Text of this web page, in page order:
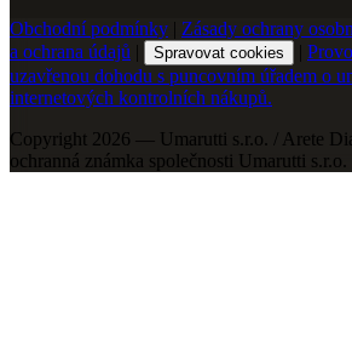
Obchodní podmínky | Zásady ochrany
a ochrana údajů | Spravovat cookies |
uzavřenou dohodu s puncovním úřadem o
internetových kontrolních nákupů.
Copyright 2026 — Umarutti s.r.o. / Arete
ochranná známka společnosti Umarutti s.r.o.